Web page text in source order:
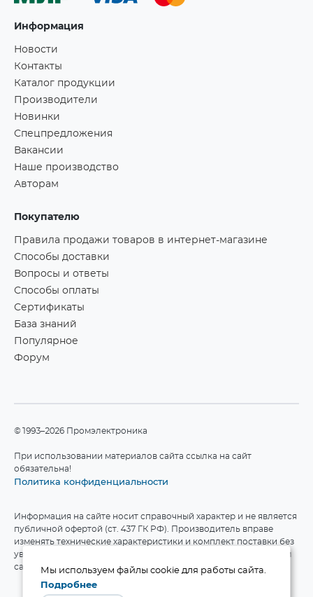
Информация
Новости
Контакты
Каталог продукции
Производители
Новинки
Спецпредложения
Вакансии
Наше производство
Авторам
Покупателю
Правила продажи товаров в интернет-магазине
Способы доставки
Вопросы и ответы
Способы оплаты
Сертификаты
База знаний
Популярное
Форум
©1993–2026 Промэлектроника
При использовании материалов сайта ссылка на сайт
обязательна!
Политика конфиденциальности
Информация на сайте носит справочный характер и не является
публичной офертой (ст. 437 ГК РФ). Производитель вправе
изменять технические характеристики и комплект поставки без
уведомления. Актуальные данные приведены на официальном
сайте производителя.
Мы используем файлы cookie для работы сайта.
Подробнее